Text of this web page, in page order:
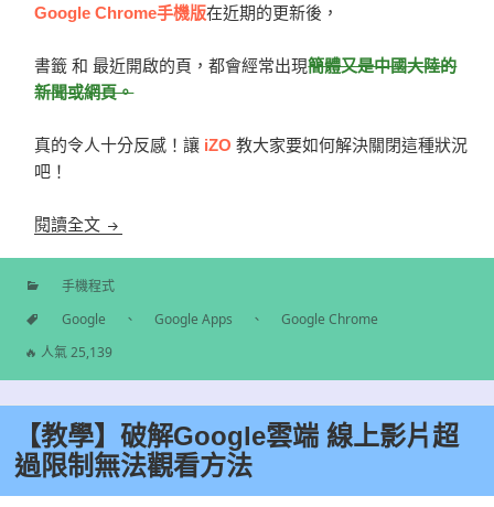
Google Chrome手機版在近期的更新後，
書籤 和 最近開啟的頁，都會經常出現簡體又是中國大陸的
新聞或網頁。
真的令人十分反感！讓 iZO 教大家要如何解決關閉這種狀況
吧！
閱讀全文 【解決】 手機版Chrome出現簡體大陸新聞及網頁
分
手機程式
標
Google 、 Google Apps 、
Google Chrome
🔥 人氣 25,139
【教學】破解Google雲端 線上影片超
過限制無法觀看方法